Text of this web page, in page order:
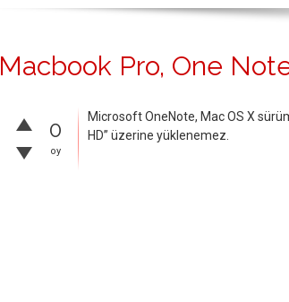
Macbook Pro, One
0
oy
Microsoft OneNote, Mac OS X
HD” üzerine yüklenemez.